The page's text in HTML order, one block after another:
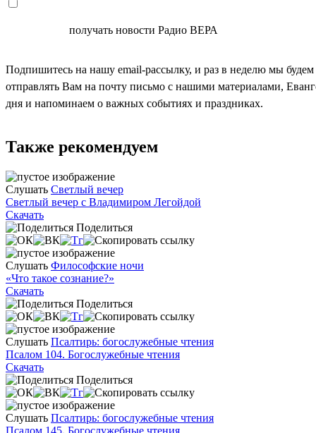
получать новости Радио ВЕРА
Подпишитесь на нашу email-рассылку, и раз в неделю мы будем
отправлять Вам на почту письмо с нашими материалами,
дня и напоминаем о важных событиях и праздниках.
Также рекомендуем
Слушать Светлый вечер
Светлый вечер с Владимиром Легойдой
Скачать
Поделиться
Слушать Философские ночи
«Что такое сознание?»
Скачать
Поделиться
Слушать Псалтирь: богослужебные чтения
Псалом 104. Богослужебные чтения
Скачать
Поделиться
Слушать Псалтирь: богослужебные чтения
Псалом 145. Богослужебные чтения